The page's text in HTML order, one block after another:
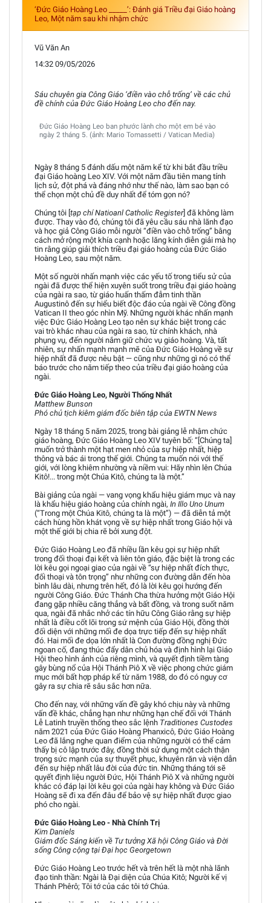
‘Đức Giáo Hoàng Leo _____’: Đánh giá Triều đại Giáo hoàng
Leo, Một năm sau khi nhậm chức
Vũ Văn An
14:32 09/05/2026
Sáu chuyên gia Công Giáo ‘điền vào chỗ trống’ về các chủ
đề chính của Đức Giáo Hoàng Leo cho đến nay.
Đức Giáo Hoàng Leo ban phước lành cho một em bé vào
ngày 2 tháng 5. (ảnh: Mario Tomassetti / Vatican Media)
Ngày 8 tháng 5 đánh dấu một năm kể từ khi bắt đầu triều
đại Giáo hoàng Leo XIV. Với một năm đầu tiên mang tính
lịch sử, đột phá và đáng nhớ như thế nào, làm sao bạn có
thể chọn một chủ đề duy nhất để tóm gọn nó?
Chúng tôi [tạp chí Natioanl Catholic Register] đã không làm
được. Thay vào đó, chúng tôi đã yêu cầu sáu nhà lãnh đạo
và học giả Công Giáo mỗi người “điền vào chỗ trống” bằng
cách mở rộng một khía cạnh hoặc lăng kính diễn giải mà họ
tin rằng giúp giải thích triều đại giáo hoàng của Đức Giáo
Hoàng Leo, sau một năm.
Một số người nhấn mạnh việc các yếu tố trong tiểu sử của
ngài đã được thể hiện xuyên suốt trong triều đại giáo hoàng
của ngài ra sao, từ giáo huấn thấm đẫm tinh thần
Augustinô đến sự hiểu biết độc đáo của ngài về Công đồng
Vatican II theo góc nhìn Mỹ. Những người khác nhấn mạnh
việc Đức Giáo Hoàng Leo tạo nên sự khác biệt trong các
vai trò khác nhau của ngài ra sao, từ chính khách, nhà
phụng vụ, đến người nắm giữ chức vụ giáo hoàng. Và, tất
nhiên, sự nhấn mạnh mạnh mẽ của Đức Giáo Hoàng về sự
hiệp nhất đã được nêu bật — cũng như những gì nó có thể
báo trước cho năm tiếp theo của triều đại giáo hoàng của
ngài.
Đức Giáo Hoàng Leo, Người Thống Nhất
Matthew Bunson
Phó chủ tịch kiêm giám đốc biên tập của EWTN News
Ngày 18 tháng 5 năm 2025, trong bài giảng lễ nhậm chức
giáo hoàng, Đức Giáo Hoàng Leo XIV tuyên bố: “[Chúng ta]
muốn trở thành một hạt men nhỏ của sự hiệp nhất, hiệp
thông và bác ái trong thế giới. Chúng ta muốn nói với thế
giới, với lòng khiêm nhường và niềm vui: Hãy nhìn lên Chúa
Kitô!... trong một Chúa Kitô, chúng ta là một.”
Bài giảng của ngài — vang vọng khẩu hiệu giám mục và nay
là khẩu hiệu giáo hoàng của chính ngài, In Illo Uno Unum
(“Trong một Chúa Kitô, chúng ta là một”) — đã diễn tả một
cách hùng hồn khát vọng về sự hiệp nhất trong Giáo hội và
một thế giới bị chia rẽ bởi xung đột.
Đức Giáo Hoàng Leo đã nhiều lần kêu gọi sự hiệp nhất
trong đối thoại đại kết và liên tôn giáo, đặc biệt là trong các
lời kêu gọi ngoại giao của ngài về “sự hiệp nhất đích thực,
đối thoại và tôn trọng” như những con đường dẫn đến hòa
bình lâu dài, nhưng trên hết, đó là lời kêu gọi hướng đến
người Công Giáo. Đức Thánh Cha thừa hưởng một Giáo Hội
đang gặp nhiều căng thẳng và bất đồng, và trong suốt năm
qua, ngài đã nhắc nhở các tín hữu Công Giáo rằng sự hiệp
nhất là điều cốt lõi trong sứ mệnh của Giáo Hội, đồng thời
đối diện với những mối đe dọa trực tiếp đến sự hiệp nhất
đó. Hai mối đe dọa lớn nhất là Con đường đồng nghị Đức
ngoan cố, đang thúc đẩy dân chủ hóa và định hình lại Giáo
Hội theo hình ảnh của riêng mình, và quyết định tiềm tàng
gây bùng nổ của Hội Thánh Piô X về việc phong chức giám
mục mới bất hợp pháp kể từ năm 1988, do đó có nguy cơ
gây ra sự chia rẽ sâu sắc hơn nữa.
Cho đến nay, với những vấn đề gây khó chịu này và những
vấn đề khác, chẳng hạn như những hạn chế đối với Thánh
Lễ Latinh truyền thống theo sắc lệnh Traditiones Custodes
năm 2021 của Đức Giáo Hoàng Phanxicô, Đức Giáo Hoàng
Leo đã lắng nghe quan điểm của những người có thể cảm
thấy bị cô lập trước đây, đồng thời sử dụng một cách thận
trọng sức mạnh của sự thuyết phục, khuyên răn và viện dẫn
đến sự hiệp nhất lâu đời của đức tin. Những tháng tới sẽ
quyết định liệu người Đức, Hội Thánh Piô X và những người
khác có đáp lại lời kêu gọi của ngài hay không và Đức Giáo
Hoàng sẽ đi xa đến đâu để bảo vệ sự hiệp nhất được giao
phó cho ngài.
Đức Giáo Hoàng Leo - Nhà Chính Trị
Kim Daniels
Giám đốc Sáng kiến về Tư tưởng Xã hội Công Giáo và Đời
sống Công cộng tại Đại học Georgetown
Đức Giáo Hoàng Leo trước hết và trên hết là một nhà lãnh
đạo tinh thần: Ngài là Đại diện của Chúa Kitô; Người kế vị
Thánh Phêrô; Tôi tớ của các tôi tớ Chúa.